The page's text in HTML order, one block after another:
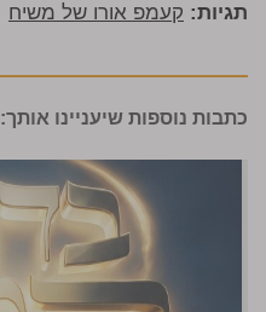
תגיות: קעמפ אורו של משיח
כתבות נוספות שיעניינו אותך: